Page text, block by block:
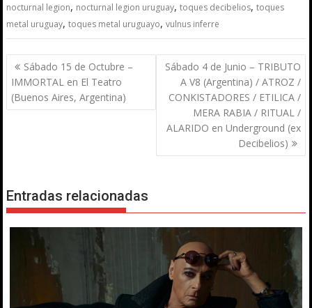
nocturnal legion, nocturnal legion uruguay,toques decibelios,toques
metal uruguay,toques metal uruguayo,vulnus inferre
Navegación
de
entradas
Sábado 15 de Octubre –
IMMORTAL en El Teatro
(Buenos Aires, Argentina)
Sábado 4 de Junio – TRIBUTO
A V8 (Argentina) / ATROZ /
CONKISTADORES / ETILICA /
MERA RABIA / RITUAL /
ALARIDO en Underground (ex
Decibelios)
Entradas relacionadas